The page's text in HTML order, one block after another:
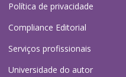
Política de privacidade
Compliance Editorial
Serviços profissionais
Universidade do autor